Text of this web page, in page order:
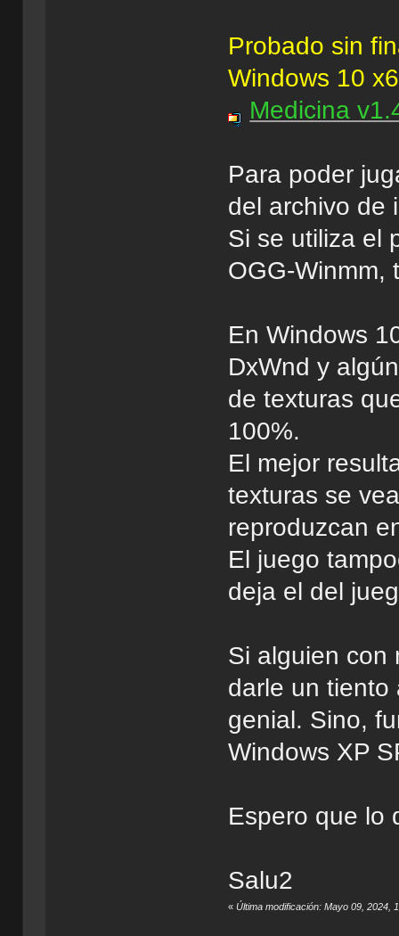
Probado sin
Windows 10
Medicina
Para poder
del archivo de
Si se utiliza el
OGG-Winmm,
En Windows
DxWnd y
de texturas
100%.
El mejor
texturas se
reproduzcan
El juego
deja el del
Si alguien con
darle un tiento
genial. Sino,
Windows XP
Espero que lo
Salu2
«Última modificación: Mayo 09, 2024,